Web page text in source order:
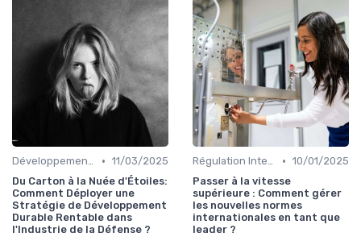
Développement Durable • 11/03/2025
Du Carton à la Nuée d'Étoiles:
Comment Déployer une
Stratégie de Développement
Durable Rentable dans
l'Industrie de la Défense ?
Régulation Internationale • 10/01/2025
Passer à la vitesse
supérieure : Comment gérer
les nouvelles normes
internationales en tant que
leader ?